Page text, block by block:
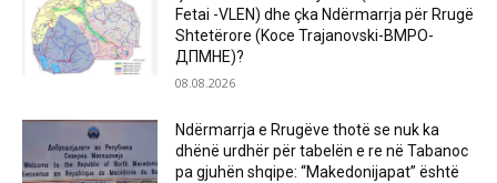
Fetai -VLEN) dhe çka Ndërmarrja për Rrugë
Shtetërore (Koce Trajanovski-ВМРО-
ДПМНЕ)?
08.08.2026
Ndërmarrja e Rrugëve thotë se nuk ka
dhënë urdhër për tabelën e re në Tabanoc
pa gjuhën shqipe: “Makedonijapat” është